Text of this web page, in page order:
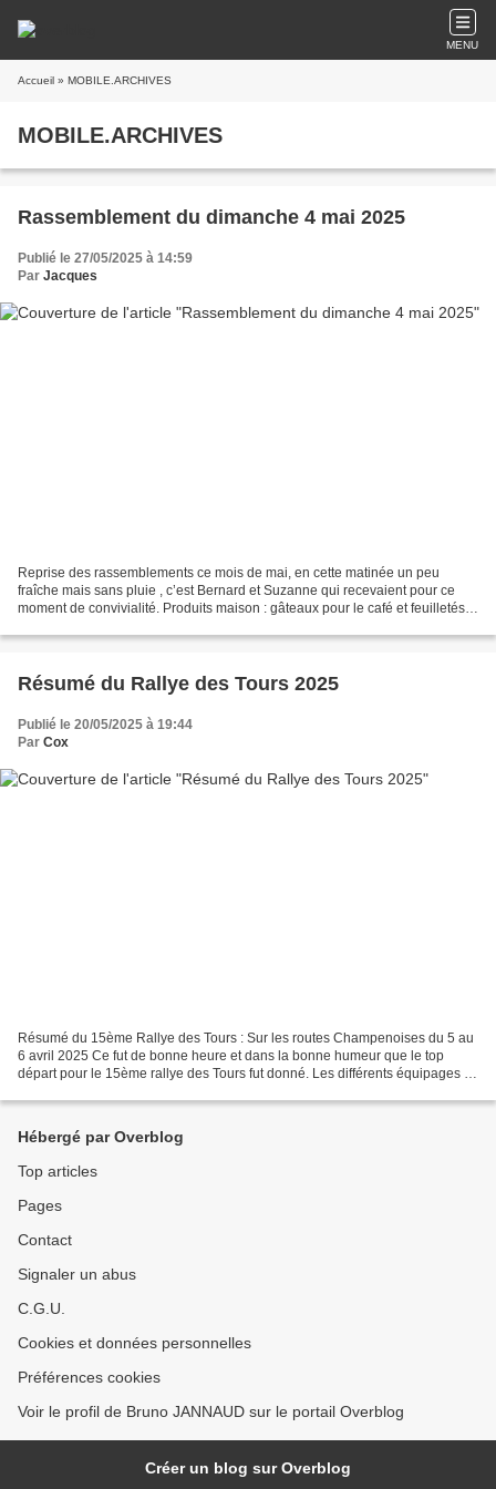
MENU
Accueil » MOBILE.ARCHIVES
MOBILE.ARCHIVES
Rassemblement du dimanche 4 mai 2025
Publié le 27/05/2025 à 14:59
Par Jacques
Reprise des rassemblements ce mois de mai, en cette matinée un peu
fraîche mais sans pluie , c’est Bernard et Suzanne qui recevaient pour ce
moment de convivialité. Produits maison : gâteaux pour le café et feuilletés
Résumé du Rallye des Tours 2025
Publié le 20/05/2025 à 19:44
Par Cox
Résumé du 15ème Rallye des Tours : Sur les routes Champenoises du 5 au
6 avril 2025 Ce fut de bonne heure et dans la bonne humeur que le top
départ pour le 15ème rallye des Tours fut donné. Les différents équipages se
Hébergé par Overblog
Top articles
Pages
Contact
Signaler un abus
C.G.U.
Cookies et données personnelles
Préférences cookies
Voir le profil de Bruno JANNAUD sur le portail Overblog
Créer un blog sur Overblog